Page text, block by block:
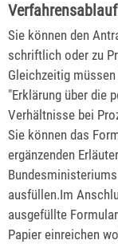
Verfahrensablauf
Sie können den
schriftlich oder zu
Gleichzeitig
"Erklärung über die
Verhältnisse bei
Sie können das
ergänzenden
ausfüllen.Im
ausgefüllte
Papier einreichen